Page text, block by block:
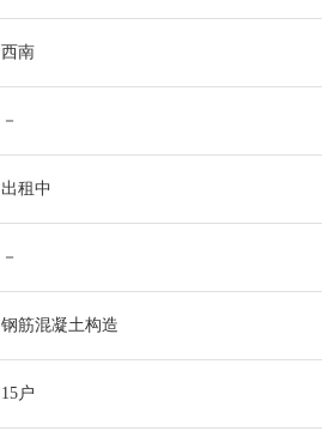
西南
－
出租中
－
钢筋混凝土构造
15户